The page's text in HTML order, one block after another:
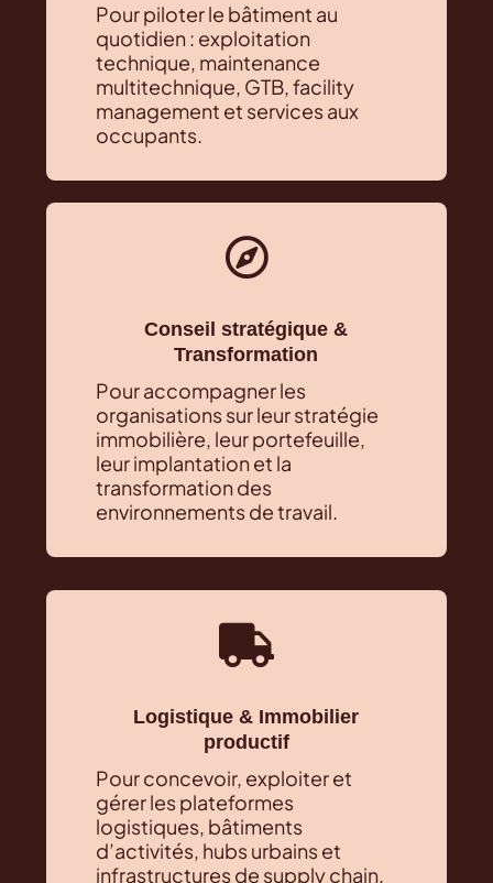
Pour piloter le bâtiment au
quotidien : exploitation
technique, maintenance
multitechnique, GTB, facility
management et services aux
occupants.

Conseil stratégique &
Transformation
Pour accompagner les
organisations sur leur stratégie
immobilière, leur portefeuille,
leur implantation et la
transformation des
environnements de travail.

Logistique & Immobilier
productif
Pour concevoir, exploiter et
gérer les plateformes
logistiques, bâtiments
d’activités, hubs urbains et
infrastructures de supply chain.